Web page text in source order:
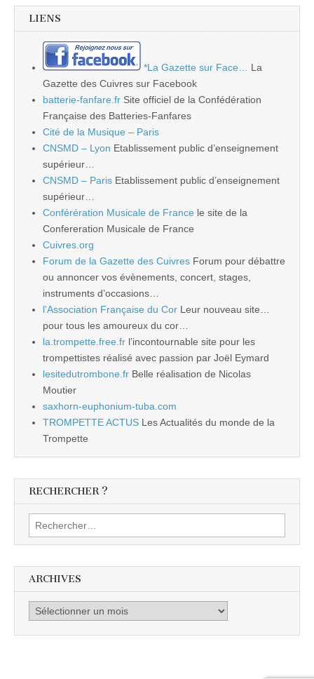
LIENS
*La Gazette sur Face…
La
Gazette des Cuivres sur Facebook
batterie-fanfare.fr Site officiel de la Confédération
Française des Batteries-Fanfares
Cité de la Musique – Paris
CNSMD – Lyon Etablissement public d’enseignement
supérieur…
CNSMD – Paris Etablissement public d’enseignement
supérieur…
Conférération Musicale de France le site de la
Confereration Musicale de France
Cuivres.org
Forum de la Gazette des Cuivres Forum pour débattre
ou annoncer vos évènements, concert, stages,
instruments d’occasions…
l'Association Française du Cor Leur nouveau site…
pour tous les amoureux du cor…
la.trompette.free.fr l’incontournable site pour les
trompettistes réalisé avec passion par Joël Eymard
lesitedutrombone.fr Belle réalisation de Nicolas
Moutier
saxhorn-euphonium-tuba.com
TROMPETTE ACTUS Les Actualités du monde de la
Trompette
RECHERCHER ?
Rechercher :
ARCHIVES
Archives